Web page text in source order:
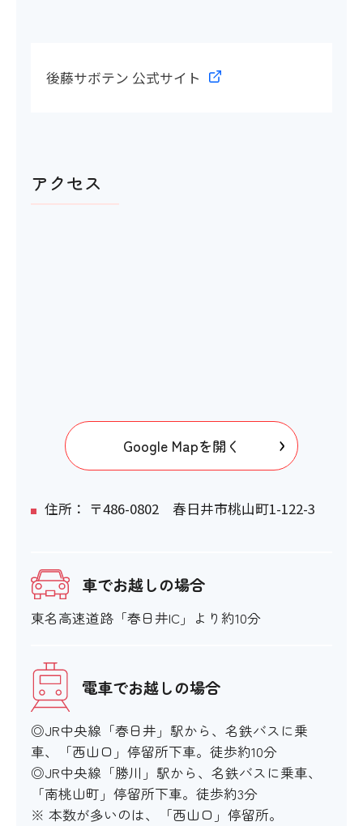
階段・段差
エスカレーター
×
設備
アイコンの説明
車いすの貸し出し
後藤サボテン 公式サイト
アクセス
Google Mapを開く
住所： 〒486-0802 春日井市桃山町1-122-3
車でお越しの場合
東名高速道路「春日井IC」より約10分
電車でお越しの場合
◎JR中央線「春日井」駅から、名鉄バスに乗
車、「西山口」停留所下車。徒歩約10分
◎JR中央線「勝川」駅から、名鉄バスに乗車、
「南桃山町」停留所下車。徒歩約3分
※ 本数が多いのは、「西山口」停留所。